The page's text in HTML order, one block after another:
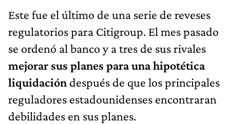
Este fue el último de una serie de reveses
regulatorios para Citigroup. El mes pasado
se ordenó al banco y a tres de sus rivales
mejorar sus planes para una hipotética
liquidación después de que los principales
reguladores estadounidenses encontraran
debilidades en sus planes.